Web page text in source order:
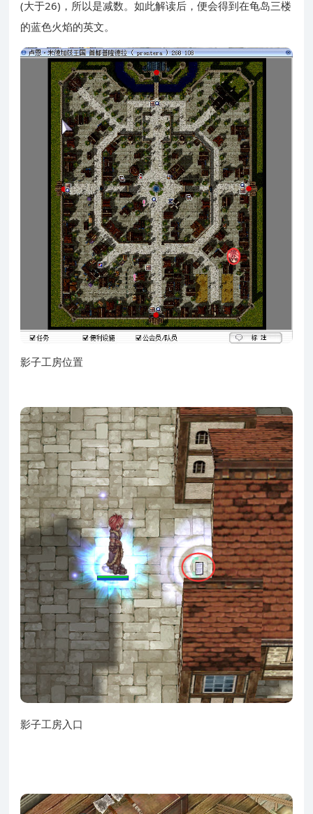
(大于26)，所以是减数。如此解读后，便会得到在龟岛三楼
的蓝色火焰的英文。
影子工房位置
影子工房入口